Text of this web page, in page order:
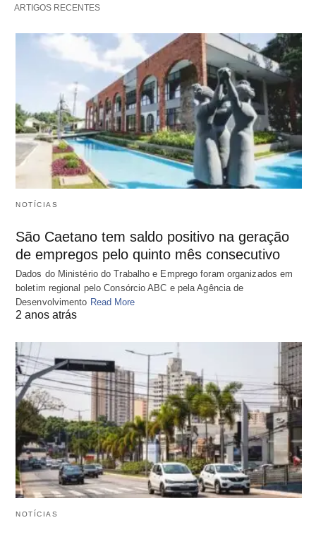
ARTIGOS RECENTES
NOTÍCIAS
São Caetano tem saldo positivo na geração
de empregos pelo quinto mês consecutivo
Dados do Ministério do Trabalho e Emprego foram organizados em
boletim regional pelo Consórcio ABC e pela Agência de
Desenvolvimento Read More
2 anos atrás
NOTÍCIAS